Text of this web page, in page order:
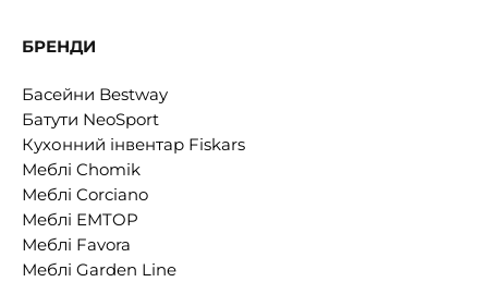
БРЕНДИ
Басейни Bestway
Батути NeoSport
Кухонний інвентар Fiskars
Меблі Chomik
Меблі Corciano
Меблі EMTOP
Меблі Favora
Меблі Garden Line